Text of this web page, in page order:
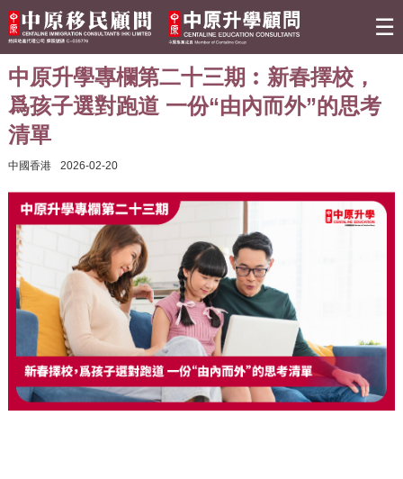
☰
關於我們
移民資訊
熱門活動
最新情報
實用資訊
聯絡我們
免費評估
中原升學專欄第二十三期︰新春擇校，
爲孩子選對跑道 一份“由內而外”的思考
清單
中國香港 2026-02-20